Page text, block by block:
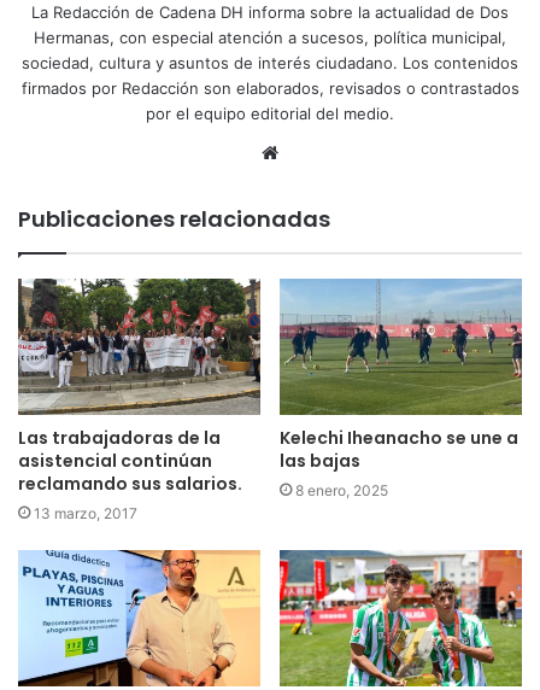
La Redacción de Cadena DH informa sobre la actualidad de Dos
Hermanas, con especial atención a sucesos, política municipal,
sociedad, cultura y asuntos de interés ciudadano. Los contenidos
firmados por Redacción son elaborados, revisados o contrastados
por el equipo editorial del medio.
Sitio
Publicaciones relacionadas
Las trabajadoras de la
asistencial continúan
reclamando sus salarios.
13 marzo, 2017
Kelechi Iheanacho se une a
las bajas
8 enero, 2025